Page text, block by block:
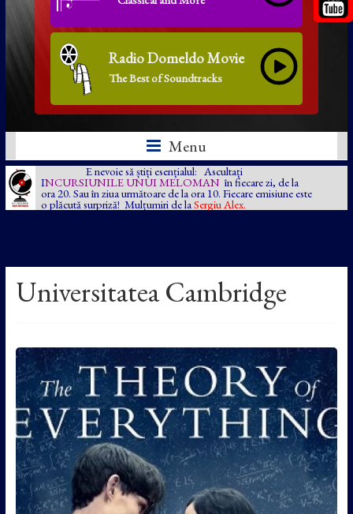
Radio Domeldo Movie
The Best of Soundtracks
Menu
E nevoie să știți esențialul: Ascultați
INCURSIUNILE UNUI MELOMAN în fiecare zi, de la
ora 20. Sau în ziua următoare de la ora 10. Fiecare emisiune este
o plăcută surpriză! Mulțumiri de la Sergiu Alex.
Universitatea Cambridge